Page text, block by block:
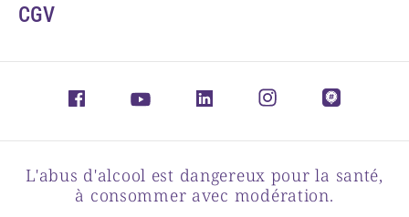
CGV
L'abus d'alcool est dangereux pour la santé,
à consommer avec modération.